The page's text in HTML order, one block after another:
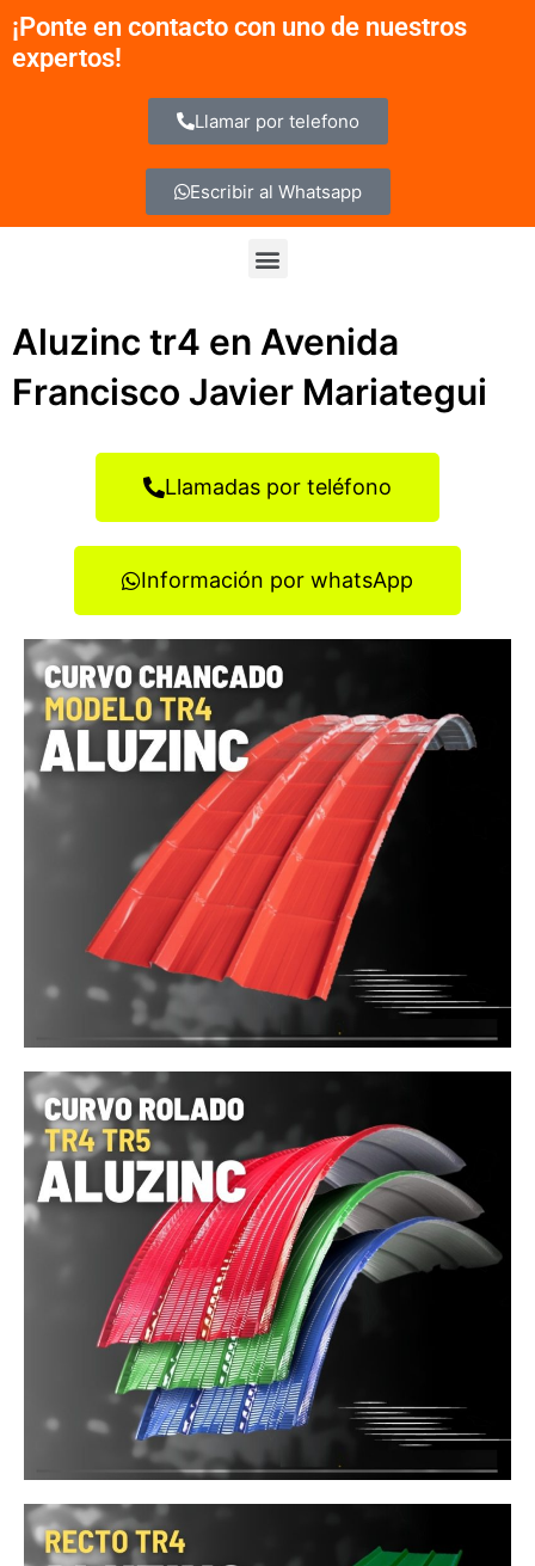
contenido
¡Ponte en contacto con uno de nuestros
expertos!
Llamar por telefono
Escribir al Whatsapp
Menu
Aluzinc tr4 en Avenida
Francisco Javier Mariategui
Llamadas por teléfono
Información por whatsApp